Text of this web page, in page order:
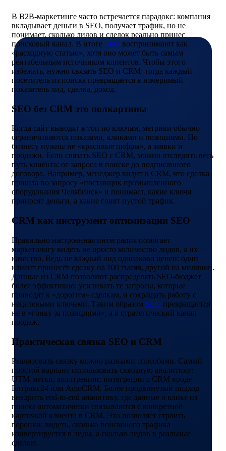
В B2B-маркетинге часто встречается парадокс: компания
вкладывает деньги в SEO, получает трафик, но не
понимает, сколько лидов и сделок реально принес
поисковый канал. В итоге SEO воспринимают как
«расходную статью», хотя оно может быть самым
рентабельным источником клиентов. Чтобы этого
избежать, нужно связать SEO и CRM: тогда каждый
посетитель из поиска превращается в измеримый
показатель лид, сделка, доход.
SEO без CRM это полкартины
Когда сайт выводят в топ по ключам, метрики обычно
ограничиваются показами, кликами и позициями. Но
бизнесу нужны не «красивые цифры», а заявки и
продажи. Если связать SEO с CRM, можно отследить весь
путь клиента: от запроса в поиске до подписанного
договора. Например, менеджер видит в CRM, что сделка
пришла по запросу «поставщик промышленного
оборудования Челябинск» и понимает, какие ключи
приносят деньги, а какие гонят пустой трафик.
CRM как инструмент оптимизации SEO
Правильно настроенная интеграция помогает
маркетологу видеть не просто количество лидов, а их
качество. Ведь не каждый лид одинаково ценен: один
клиент принесёт сделку на 100 тысяч, другой на миллион.
Данные из CRM позволяют распределять SEO-бюджет
более эффективно: усиливать те запросы, которые
приводят к «дорогим» сделкам, и сокращать работу с
нецелевыми ключами. Таким образом SEO превращается
не в «гонку за позициями», а в стратегический канал
продаж.
Практическая связка SEO и CRM
Реализовать связку можно разными способами. Самый
простой вариант использовать сквозную аналитику:
UTM-метки, коллтрекинг, интеграции с CRM вроде
Битрикс24 или AmoCRM. Более продвинутый подход
внедрить end-to-end аналитику, где данные о клике из
поиска автоматически связываются с конкретной
карточкой клиента в CRM. Это позволяет строить
воронки: видеть, сколько поискового трафика
конвертируется в лиды, а сколько лидов в реальные
сделки.